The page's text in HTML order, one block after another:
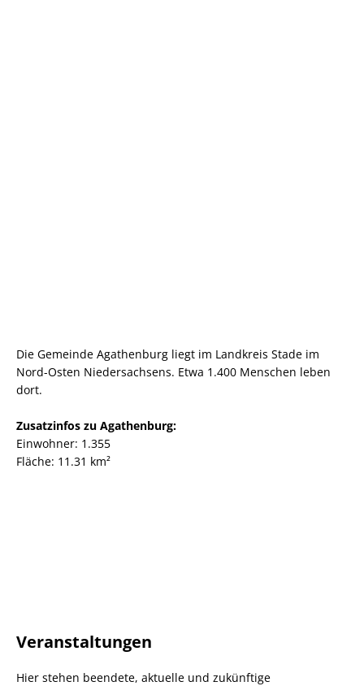
Die Gemeinde Agathenburg liegt im Landkreis Stade im
Nord-Osten Niedersachsens. Etwa 1.400 Menschen leben
dort.
Zusatzinfos zu Agathenburg:
Einwohner: 1.355
Fläche: 11.31 km²
Veranstaltungen
Hier stehen beendete, aktuelle und zukünftige